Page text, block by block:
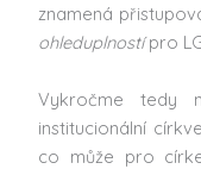
znamená
ohleduplnostípro
Vykročme tedy
institucionální
co může pro